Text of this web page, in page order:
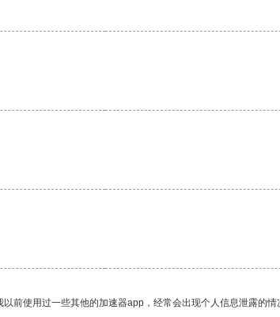
前使用过一些其他的加速器app，经常会出现个人信息泄露的情